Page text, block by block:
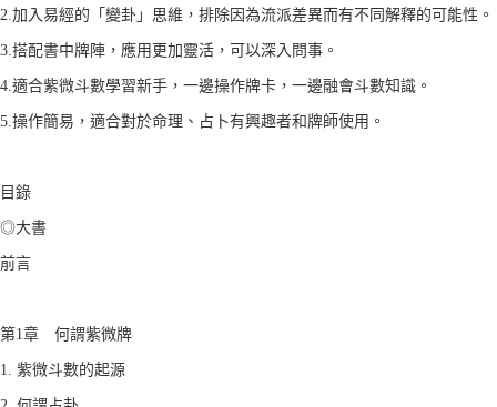
2.加入易經的「變卦」思維，排除因為流派差異而有不同解釋的可能性。
3.搭配書中牌陣，應用更加靈活，可以深入問事。
4.適合紫微斗數學習新手，一邊操作牌卡，一邊融會斗數知識。
5.操作簡易，適合對於命理、占卜有興趣者和牌師使用。
目錄
◎大書
前言
第1章 何謂紫微牌
1. 紫微斗數的起源